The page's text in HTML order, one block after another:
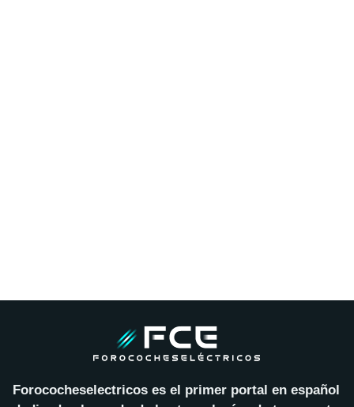
Forococheselectricos es el primer portal en español